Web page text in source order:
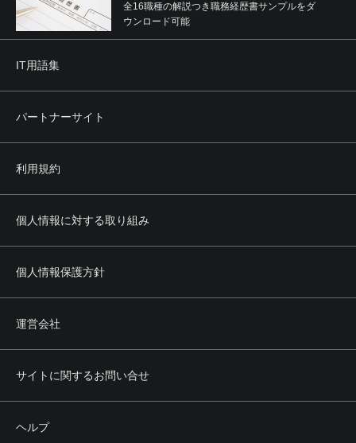
全16職種の解説つき職務経歴書サンプルをダ
ウンロード可能
IT用語集
パートナーサイト
利用規約
個人情報に対する取り組み
個人情報保護方針
運営会社
サイトに関するお問い合せ
ヘルプ